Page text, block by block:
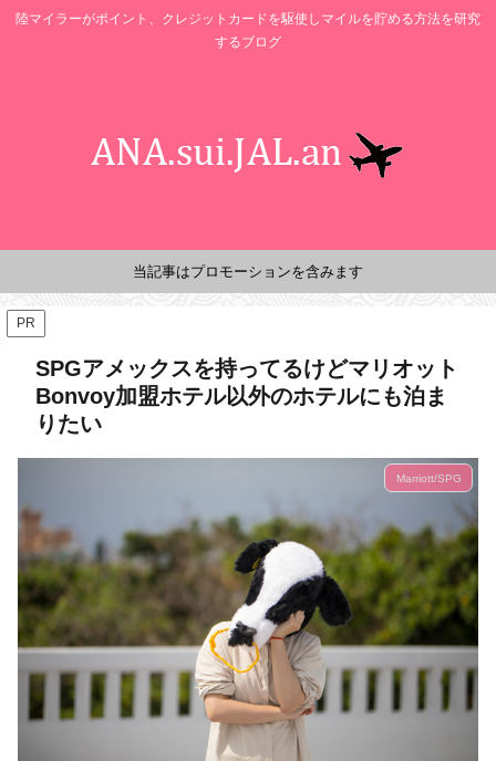
陸マイラーがポイント、クレジットカードを駆使しマイルを貯める方法を研究
するブログ
当記事はプロモーションを含みます
PR
SPGアメックスを持ってるけどマリオット
Bonvoy加盟ホテル以外のホテルにも泊ま
りたい
Marriott/SPG